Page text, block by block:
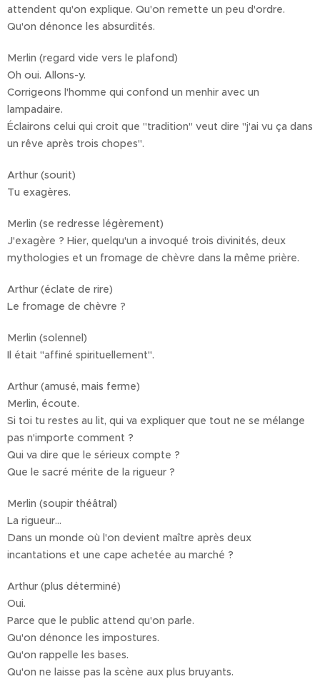
attendent qu'on explique. Qu'on remette un peu d'ordre.
Qu'on dénonce les absurdités.
Merlin (regard vide vers le plafond)
Oh oui. Allons-y.
Corrigeons l'homme qui confond un menhir avec un
lampadaire.
Éclairons celui qui croit que "tradition" veut dire "j'ai vu ça dans
un rêve après trois chopes".
Arthur (sourit)
Tu exagères.
Merlin (se redresse légèrement)
J'exagère ? Hier, quelqu'un a invoqué trois divinités, deux
mythologies et un fromage de chèvre dans la même prière.
Arthur (éclate de rire)
Le fromage de chèvre ?
Merlin (solennel)
Il était "affiné spirituellement".
Arthur (amusé, mais ferme)
Merlin, écoute.
Si toi tu restes au lit, qui va expliquer que tout ne se mélange
pas n'importe comment ?
Qui va dire que le sérieux compte ?
Que le sacré mérite de la rigueur ?
Merlin (soupir théâtral)
La rigueur…
Dans un monde où l'on devient maître après deux
incantations et une cape achetée au marché ?
Arthur (plus déterminé)
Oui.
Parce que le public attend qu'on parle.
Qu'on dénonce les impostures.
Qu'on rappelle les bases.
Qu'on ne laisse pas la scène aux plus bruyants.